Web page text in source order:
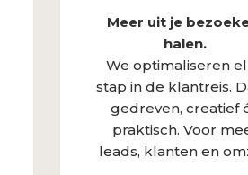
Meer uit je
halen.
We optimaliseren
stap in de klantreis.
gedreven, creatief
praktisch. Voor
leads, klanten en